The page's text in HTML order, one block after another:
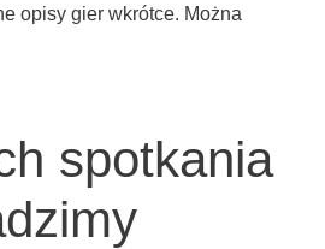
opi­sy gier wkrót­ce. Moż­na
spotkania